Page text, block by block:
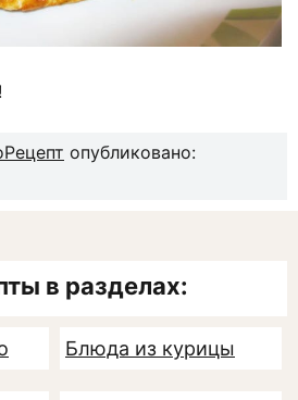
опубликовано:
в разделах:
Блюда из курицы